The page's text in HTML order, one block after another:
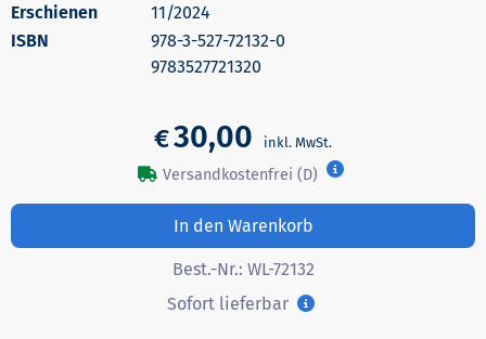
Erschienen
11/2024
978-3-527-72132-0
9783527721320
€30,00
Versandkostenfrei (D)
In den Warenkorb
Best.-Nr.: WL-72132
Sofort lieferbar